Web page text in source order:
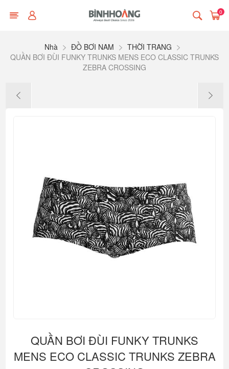
0
Nhà ĐỒ BƠI NAM
THỜI TRANG
QUẦN BƠI ĐÙI FUNKY TRUNKS MENS ECO CLASSIC TRUNKS
ZEBRA CROSSING
QUẦN BƠI ĐÙI FUNKY TRUNKS
MENS ECO CLASSIC TRUNKS ZEBRA